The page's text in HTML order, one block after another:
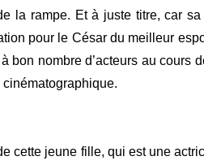
la rampe. Et à juste titre, car sa
pour le César du meilleur
nombre d’acteurs au cours
cette jeune fille, qui est une